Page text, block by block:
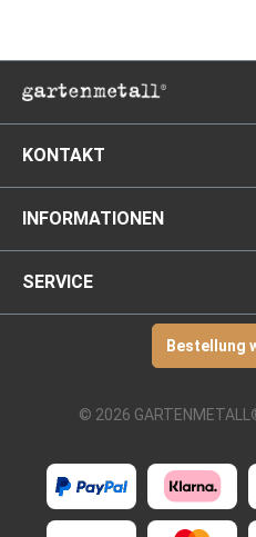
KONTAKT
INFORMATIONEN
SERVICE
Bestellung
© 2026